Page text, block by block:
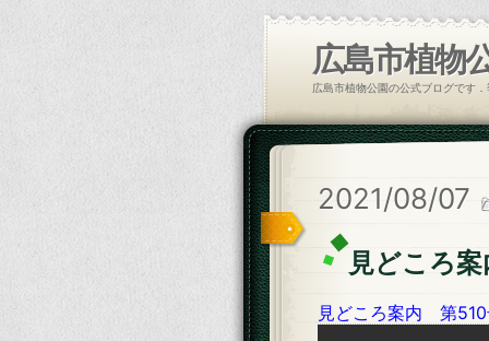
広島市植物
広島市植物公園の公式ブログです
2021/08/07
見どころ
見どころ案内 第